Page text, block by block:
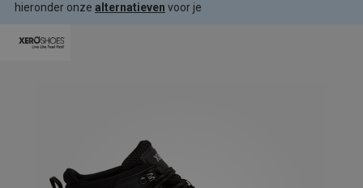
hieronder onze alternatieven voor je